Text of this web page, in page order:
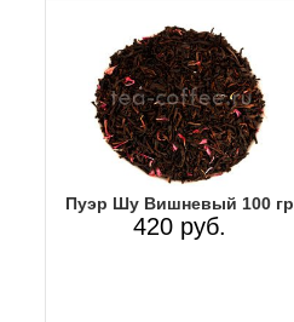
Пуэр Шу Вишневый 100 гр
420 руб.